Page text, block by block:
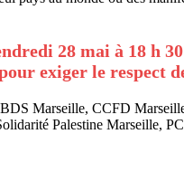
28 mai à 18 h
exiger le respect
Marseille, CCFD
Palestine Marseille,